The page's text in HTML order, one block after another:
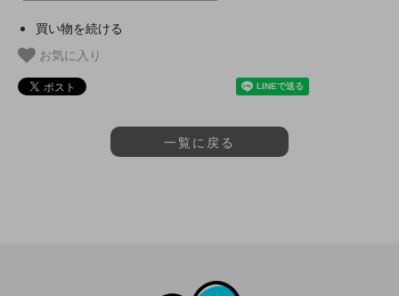
買い物を続ける
お気に入り
一覧に戻る